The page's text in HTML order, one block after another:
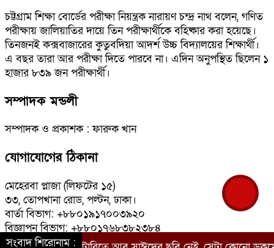
সংবাদ শিরোনাম :
চট্টগ্রাম শিক্ষা বোর্ডের পরীক্ষা নিয়ন্ত্রক নারায়ণ চন্দ্র নাথ বলেন, গণিত
পরীক্ষায় জালিয়াতির দায়ে তিন পরীক্ষার্থীকে বহিষ্কার করা হয়েছে।
তিনজনই কক্সবাজারের কুতুবদিয়া আদর্শ উচ্চ বিদ্যালয়ের শিক্ষার্থী।
এ বছর তারা আর পরীক্ষা দিতে পারবে না। এদিন অনুপস্থিত ছিলেন ১
হাজার ৮৩৯ জন পরীক্ষার্থী।
সম্পাদক মন্ডলী
সম্পাদক ও প্রকাশক : ফারুক খান
যোগাযোগের ঠিকানা
মেহেরবা প্লাজা (লিফটের ১৫)
৩৩, তোপখানা রোড, পল্টন, ঢাকা।
বার্তা বিভাগ: +৮৮০১৯১৭০০৩৯২০
বিজ্ঞাপন বিভাগ: +৮৮০১৭৬৮৩৮২৩৮৪
ই-মেইল: bangladeshkantha@yahoo.com<.br>